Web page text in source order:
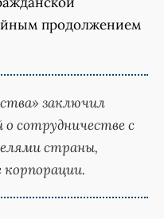
продолжением
заключил
сотрудничестве с
страны,
корпорации.